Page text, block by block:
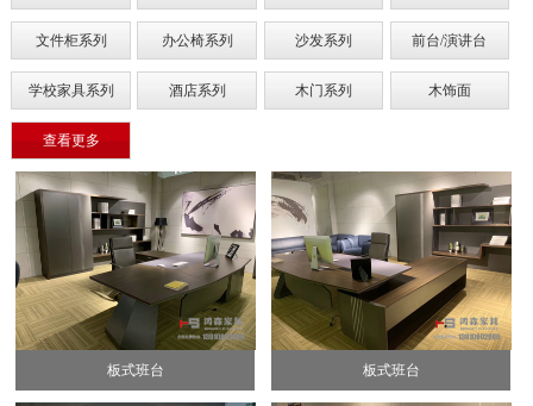
文件柜系列 办公椅系列 沙发系列 前台/演讲台
学校家具系列 酒店系列 木门系列 木饰面
查看更多
板式班台 板式班台